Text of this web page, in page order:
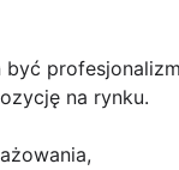
być
na rynku.